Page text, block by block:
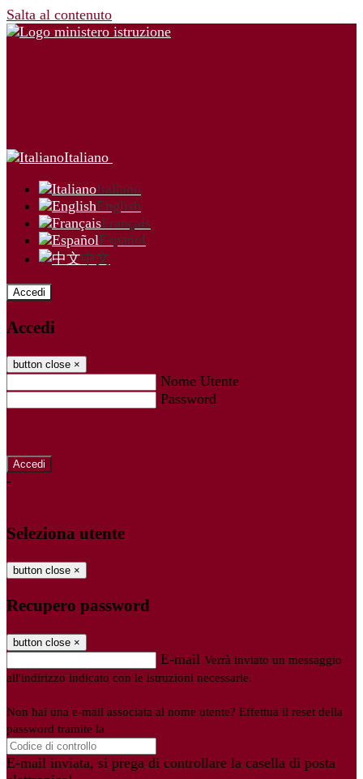
Salta al contenuto
Italiano
Italiano
English
Français
Español
中文
Accedi
Accedi
button close ×
Nome Utente
Password
-
Seleziona utente
button close ×
Recupero password
button close ×
E-mail Verrà inviato un messaggio
all'indirizzo indicato con le istruzioni necessarie.
Non hai una e-mail associata al nome utente? Effettua il reset della
password tramite la
E-mail inviata, si prega di controllare la casella di posta